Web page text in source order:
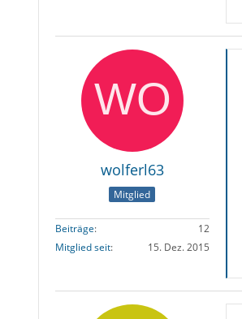
wolferl63
Mitglied
Beiträge
12
Mitglied seit
15. Dez. 2015